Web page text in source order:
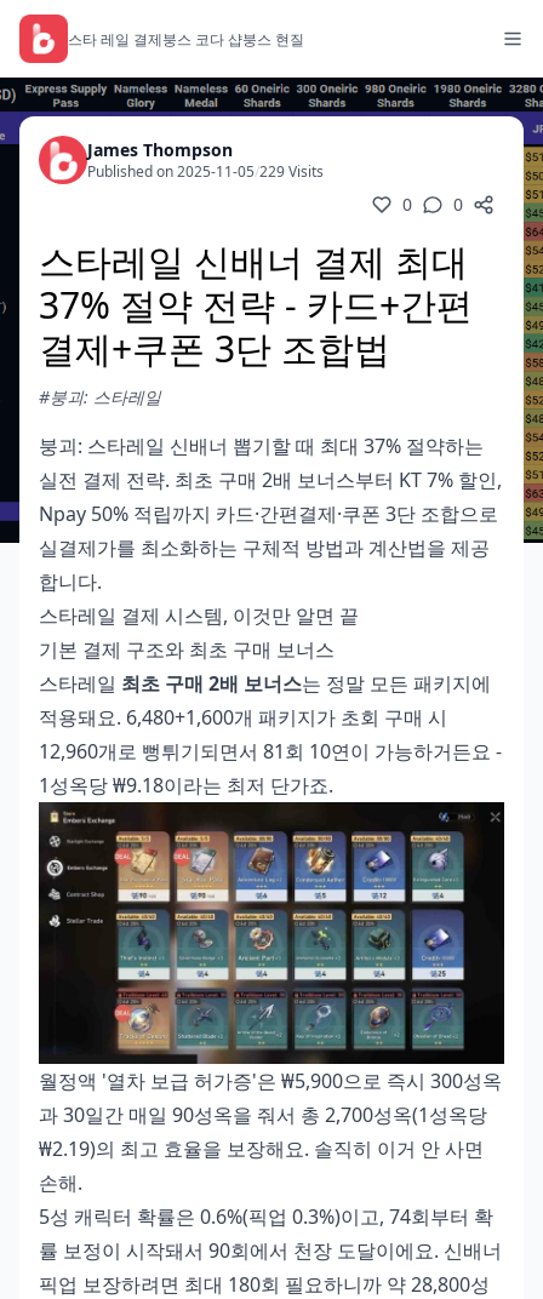
스타 레일 결제붕스 코다 샵붕스 현질
James Thompson
Published on 2025-11-05/229 Visits
0 0
스타레일 신배너 결제 최대
37% 절약 전략 - 카드+간편
결제+쿠폰 3단 조합법
#붕괴: 스타레일
붕괴: 스타레일 신배너 뽑기할 때 최대 37% 절약하는
실전 결제 전략. 최초 구매 2배 보너스부터 KT 7% 할인,
Npay 50% 적립까지 카드·간편결제·쿠폰 3단 조합으로
실결제가를 최소화하는 구체적 방법과 계산법을 제공
합니다.
스타레일 결제 시스템, 이것만 알면 끝
기본 결제 구조와 최초 구매 보너스
스타레일 최초 구매 2배 보너스는 정말 모든 패키지에
적용돼요. 6,480+1,600개 패키지가 초회 구매 시
12,960개로 뻥튀기되면서 81회 10연이 가능하거든요 -
1성옥당 ₩9.18이라는 최저 단가죠.
월정액 '열차 보급 허가증'은 ₩5,900으로 즉시 300성옥
과 30일간 매일 90성옥을 줘서 총 2,700성옥(1성옥당
₩2.19)의 최고 효율을 보장해요. 솔직히 이거 안 사면
손해.
5성 캐릭터 확률은 0.6%(픽업 0.3%)이고, 74회부터 확
률 보정이 시작돼서 90회에서 천장 도달이에요. 신배너
픽업 보장하려면 최대 180회 필요하니까 약 28,800성